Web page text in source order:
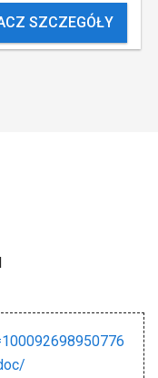
SZCZEGÓŁY